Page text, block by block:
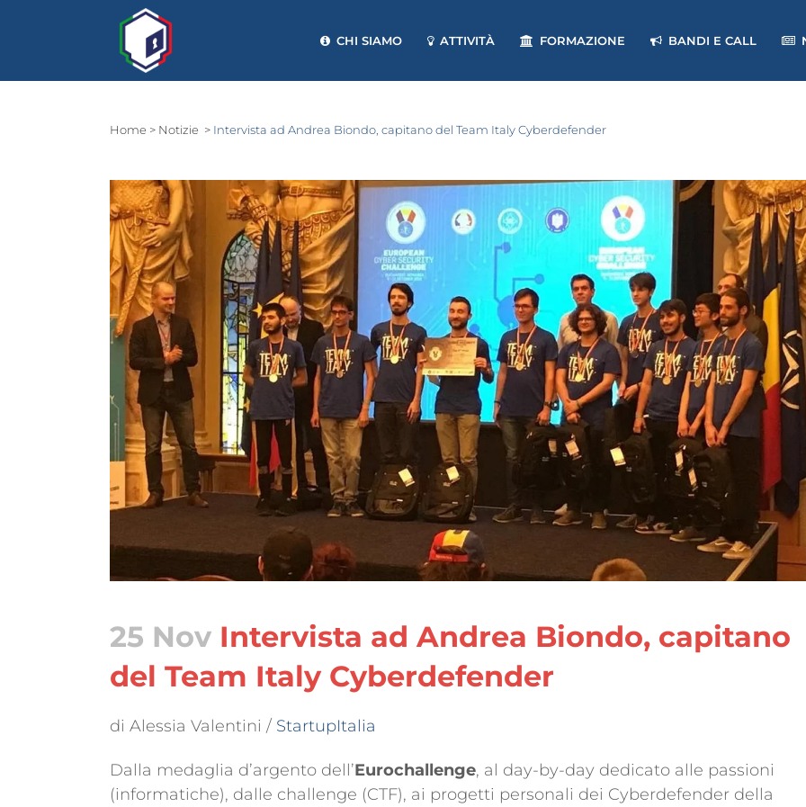
CHI SIAMO ATTIVITÀ FORMAZIONE BANDI E CALL
Home > Notizie > Intervista ad Andrea Biondo, capitano del Team Italy Cyberdefender
25 Nov Intervista ad Andrea Biondo, capitano
del Team Italy Cyberdefender
di Alessia Valentini / StartupItalia
Dalla medaglia d’argento dell’Eurochallenge, al day-by-day dedicato alle passioni
(informatiche), dalle challenge (CTF), ai progetti personali dei Cyberdefender della